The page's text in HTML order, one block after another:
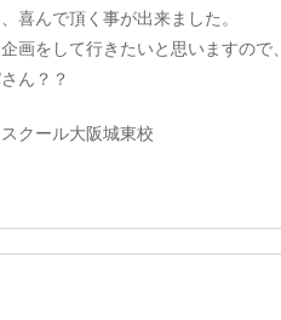
喜んで頂く事が出来ました。
画をして行きたいと思いますので
ん？？
クール大阪城東校